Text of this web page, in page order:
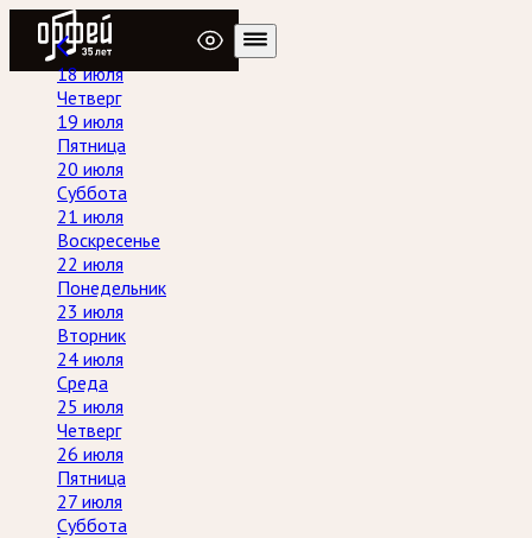
Радио Орфей
18 июля
Четверг
19 июля
Пятница
20 июля
Суббота
21 июля
Воскресенье
22 июля
Понедельник
23 июля
Вторник
24 июля
Среда
25 июля
Четверг
26 июля
Пятница
27 июля
Суббота